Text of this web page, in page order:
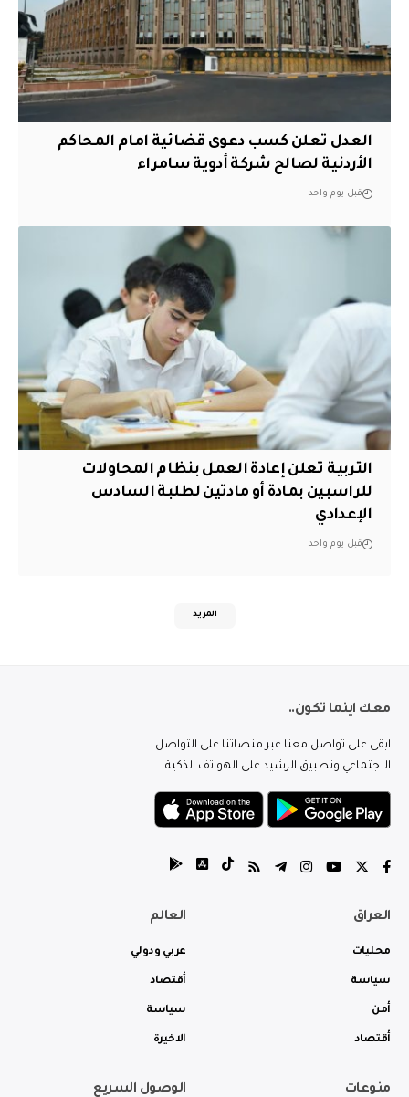
العدل تعلن كسب دعوى قضائية امام المحاكم
الأردنية لصالح شركة أدوية سامراء
قبل يوم واحد
التربية تعلن إعادة العمل بنظام المحاولات
للراسبين بمادة أو مادتين لطلبة السادس
الإعدادي
قبل يوم واحد
المزيد
معك اينما تكون..
ابقى على تواصل معنا عبر منصاتنا على التواصل
الاجتماعي وتطبيق الرشيد على الهواتف الذكية.
العراق
محليات
سياسة
أمن
أقتصاد
العالم
عربي ودولي
أقتصاد
سياسة
الاخيرة
منوعات الوصول السريع